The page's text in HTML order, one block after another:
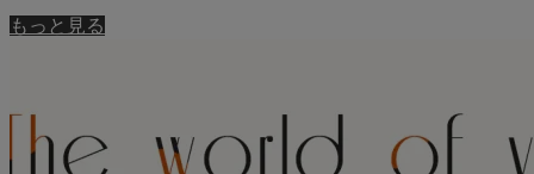
もっと見る